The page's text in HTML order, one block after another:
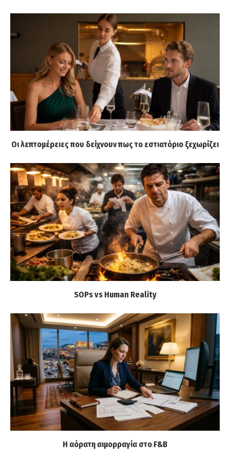
Οι λεπτομέρειες που δείχνουν πως το εστιατόριο ξεχωρίζει
SOPs vs Human Reality
Η αόρατη αιμορραγία στο F&B